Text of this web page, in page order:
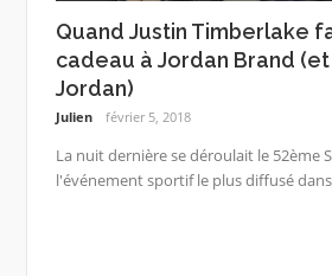
Quand Justin Timberlake
cadeau à Jordan Brand
Jordan)
Julien février 5, 2018
La nuit dernière se déroulait le 52ème
l'événement sportif le plus diffusé